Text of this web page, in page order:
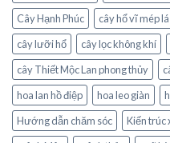
Cây Hạnh Phúc
cây hổ vĩ mép
cây lưỡi hổ
cây lọc không khí
cây Thiết Mộc Lan phong thủy
hoa lan hồ điệp
hoa leo giàn
Hướng dẫn chăm sóc
Kiến trúc